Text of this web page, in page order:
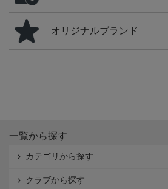
オリジナルブランド
一覧から探す
カテゴリから探す
クラブから探す